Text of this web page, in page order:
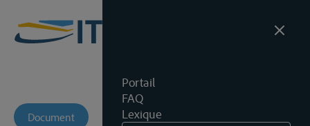
Portail
FAQ
Lexique
Document